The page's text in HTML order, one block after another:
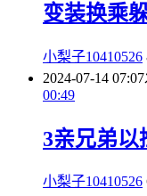
变装换乘
小梨子10410526
2024-07-14 07:07
00:49
3亲兄弟以
小梨子10410526